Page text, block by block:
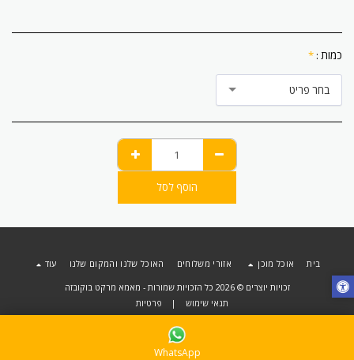
כמות : *
בחר פריט
הוסף לסל
בית אוכל מוכן אזורי משלוחים האוכל שלנו והמקום שלנו עוד
זכויות יוצרים © 2026 כל הזכויות שמורות -
מאמא מרקט בוקובזה
תנאי שימוש | פרטיות
WhatsApp